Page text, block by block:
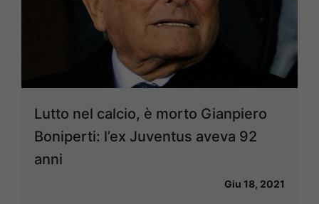
Lutto nel calcio, è morto Gianpiero
Boniperti: l’ex Juventus aveva 92
anni
Giu 18, 2021